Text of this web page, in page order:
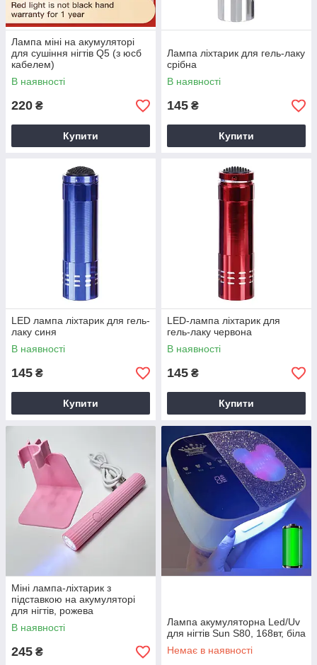
Лампа міні на акумуляторі
для сушіння нігтів Q5 (з юсб
кабелем)
В наявності
220 ₴
Купити
Лампа ліхтарик для гель-лаку
срібна
В наявності
145 ₴
Купити
LED лампа ліхтарик для гель-
лаку синя
В наявності
145 ₴
Купити
LED-лампа ліхтарик для
гель-лаку червона
В наявності
145 ₴
Купити
Міні лампа-ліхтарик з
підставкою на акумуляторі
для нігтів, рожева
В наявності
245 ₴
Лампа акумуляторна Led/Uv
для нігтів Sun S80, 168вт, біла
Немає в наявності